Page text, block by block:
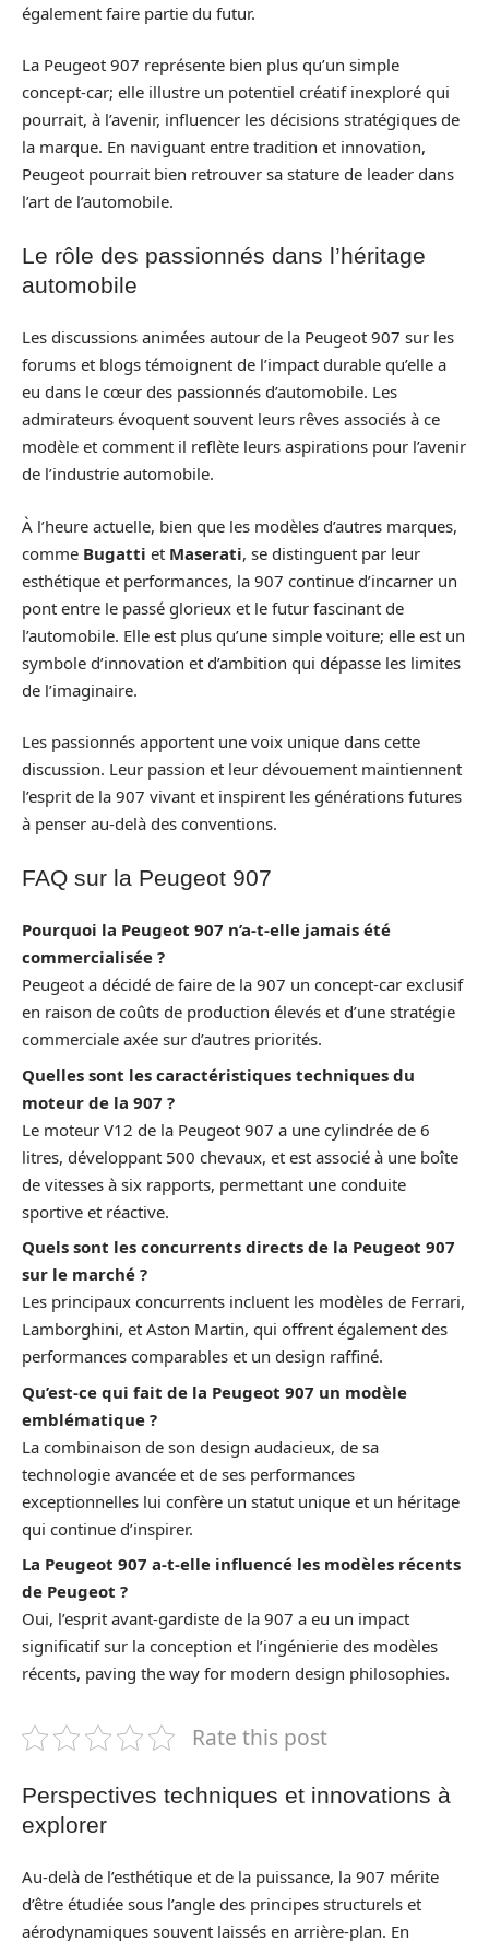
également faire partie du futur.
La Peugeot 907 représente bien plus qu’un simple
concept-car; elle illustre un potentiel créatif inexploré qui
pourrait, à l’avenir, influencer les décisions stratégiques de
la marque. En naviguant entre tradition et innovation,
Peugeot pourrait bien retrouver sa stature de leader dans
l’art de l’automobile.
Le rôle des passionnés dans l’héritage
automobile
Les discussions animées autour de la Peugeot 907 sur les
forums et blogs témoignent de l’impact durable qu’elle a
eu dans le cœur des passionnés d’automobile. Les
admirateurs évoquent souvent leurs rêves associés à ce
modèle et comment il reflète leurs aspirations pour l’avenir
de l’industrie automobile.
À l’heure actuelle, bien que les modèles d’autres marques,
comme Bugatti et Maserati, se distinguent par leur
esthétique et performances, la 907 continue d’incarner un
pont entre le passé glorieux et le futur fascinant de
l’automobile. Elle est plus qu’une simple voiture; elle est un
symbole d’innovation et d’ambition qui dépasse les limites
de l’imaginaire.
Les passionnés apportent une voix unique dans cette
discussion. Leur passion et leur dévouement maintiennent
l’esprit de la 907 vivant et inspirent les générations futures
à penser au-delà des conventions.
FAQ sur la Peugeot 907
Pourquoi la Peugeot 907 n’a-t-elle jamais été
commercialisée ?
Peugeot a décidé de faire de la 907 un concept-car exclusif
en raison de coûts de production élevés et d’une stratégie
commerciale axée sur d’autres priorités.
Quelles sont les caractéristiques techniques du
moteur de la 907 ?
Le moteur V12 de la Peugeot 907 a une cylindrée de 6
litres, développant 500 chevaux, et est associé à une boîte
de vitesses à six rapports, permettant une conduite
sportive et réactive.
Quels sont les concurrents directs de la Peugeot 907
sur le marché ?
Les principaux concurrents incluent les modèles de Ferrari,
Lamborghini, et Aston Martin, qui offrent également des
performances comparables et un design raffiné.
Qu’est-ce qui fait de la Peugeot 907 un modèle
emblématique ?
La combinaison de son design audacieux, de sa
technologie avancée et de ses performances
exceptionnelles lui confère un statut unique et un héritage
qui continue d’inspirer.
La Peugeot 907 a-t-elle influencé les modèles récents
de Peugeot ?
Oui, l’esprit avant-gardiste de la 907 a eu un impact
significatif sur la conception et l’ingénierie des modèles
récents, paving the way for modern design philosophies.
Rate this post
Perspectives techniques et innovations à
explorer
Au‑delà de l’esthétique et de la puissance, la 907 mérite
d’être étudiée sous l’angle des principes structurels et
aérodynamiques souvent laissés en arrière‑plan. En